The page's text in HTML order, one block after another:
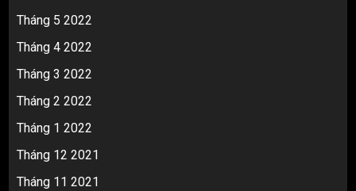
Tháng 5 2022
Tháng 4 2022
Tháng 3 2022
Tháng 2 2022
Tháng 1 2022
Tháng 12 2021
Tháng 11 2021